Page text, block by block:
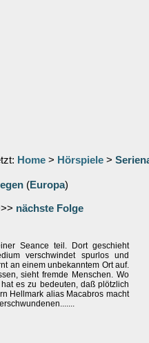
Home > Hörspiele >
(Europa)
nächste Folge
Seance teil. Dort geschieht
verschwindet spurlos und
an einem unbekanntem Ort auf.
sieht fremde Menschen. Wo
es zu bedeuten, daß plötzlich
Hellmark alias Macabros macht